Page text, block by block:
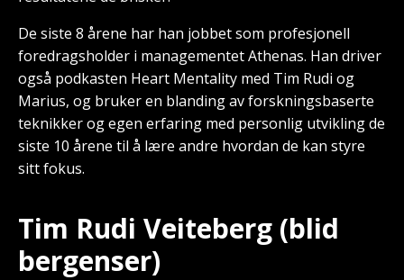
De siste 8 årene har han jobbet som profesjonell
foredragsholder i managementet Athenas. Han driver
også podkasten Heart Mentality med Tim Rudi og
Marius, og bruker en blanding av forskningsbaserte
teknikker og egen erfaring med personlig utvikling de
siste 10 årene til å lære andre hvordan de kan styre
sitt fokus.
Tim Rudi Veiteberg (blid
bergenser)